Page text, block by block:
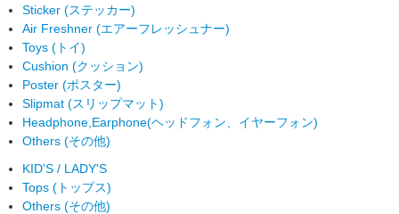
Sticker (ステッカー)
Air Freshner (エアーフレッシュナー)
Toys (トイ)
Cushion (クッション)
Poster (ポスター)
Slipmat (スリップマット)
Headphone,Earphone(ヘッドフォン、イヤーフォン)
Others (その他)
KID'S / LADY'S
Tops (トップス)
Others (その他)